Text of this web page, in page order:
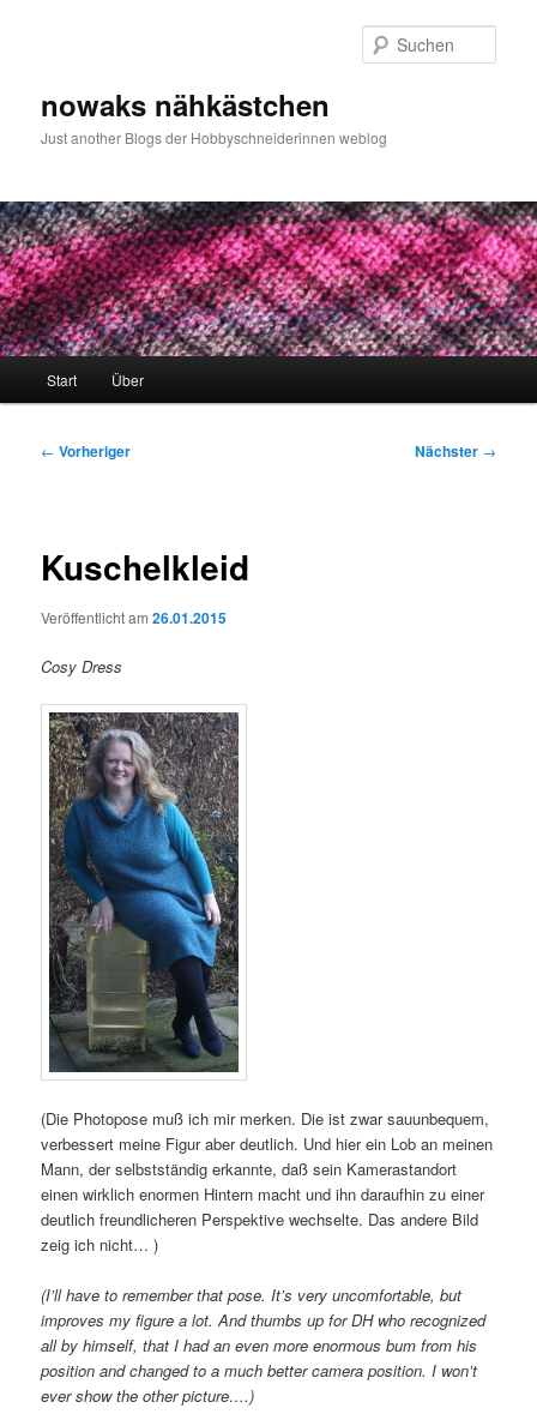
nowaks nähkästchen
Just another Blogs der Hobbyschneiderinnen weblog
Start Über
Beitragsnavigation
← Vorheriger Nächster →
Kuschelkleid
Veröffentlicht am26.01.2015
Cosy Dress
(Die Photopose muß ich mir merken. Die ist zwar sauunbequem,
verbessert meine Figur aber deutlich. Und hier ein Lob an meinen
Mann, der selbstständig erkannte, daß sein Kamerastandort
einen wirklich enormen Hintern macht und ihn daraufhin zu einer
deutlich freundlicheren Perspektive wechselte. Das andere Bild
zeig ich nicht… )
(I’ll have to remember that pose. It’s very uncomfortable, but
improves my figure a lot. And thumbs up for DH who recognized
all by himself, that I had an even more enormous bum from his
position and changed to a much better camera position. I won’t
ever show the other picture….)